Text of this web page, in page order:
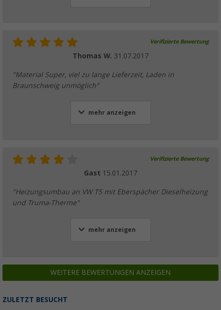
Verifizierte Bewertung
Thomas W. 31.07.2017
"Material Super, viel zu lange Lieferzeit, Laden in
Braunschweig unmöglich"
mehr anzeigen
Verifizierte Bewertung
Gast 15.01.2017
"Heizungsumbau an VW T5 mit Eberspächer Dieselheizung
und Truma-Therme"
mehr anzeigen
WEITERE BEWERTUNGEN ANZEIGEN
ZULETZT BESUCHT